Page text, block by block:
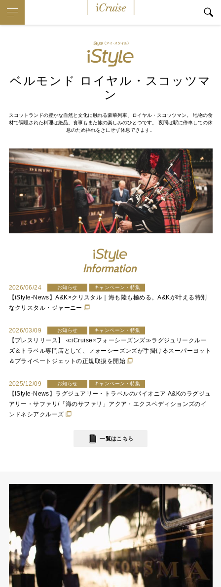
ベルモンド ロイヤル・スコッツマ
ン
スコットランドの豊かな自然と文化に触れる豪華列車、ロイヤル・スコッツマン。 地物の食
材で調理された料理は絶品。食事もまた旅の楽しみのひとつです。 夜間は駅に停車しての休
息のため揺れをきにせず休息できます。
一覧はこちら
2026/06/24 お知らせ キャンペーン・特集
【iStyle-News】A&K×クリスタル｜海も陸も極める。A&Kが叶える特別
なクリスタル・ジャーニー
2026/03/09 お知らせ キャンペーン・特集
【プレスリリース】 ≪iCruise×フォーシーズンズ≫ラグジュリークルー
ズ＆トラベル専門店として、フォーシーズンズが手掛けるスーパーヨット
＆プライベートジェットの正規取扱を開始
2025/12/09 お知らせ キャンペーン・特集
【iStyle-News】ラグジュアリー・トラベルのパイオニア A&Kのラグジュ
アリー・サファリ/「海のサファリ」アクア・エクスペディションズのイ
ンドネシアクルーズ